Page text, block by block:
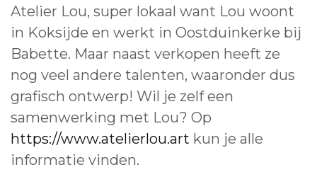
Atelier Lou, super lokaal want Lou woont
in Koksijde en werkt in Oostduinkerke bij
Babette. Maar naast verkopen heeft ze
nog veel andere talenten, waaronder dus
grafisch ontwerp! Wil je zelf een
samenwerking met Lou? Op
https://www.atelierlou.art kun je alle
informatie vinden.